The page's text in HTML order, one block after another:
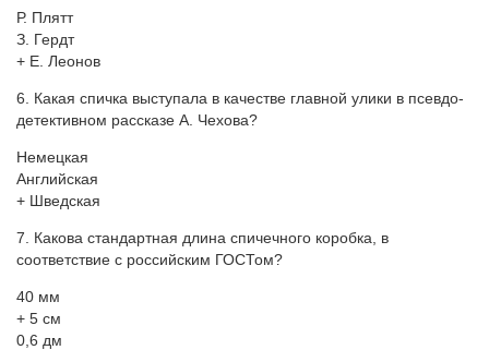
Р. Плятт
З. Гердт
+ Е. Леонов
6. Какая спичка выступала в качестве главной улики в псевдо-
детективном рассказе А. Чехова?
Немецкая
Английская
+ Шведская
7. Какова стандартная длина спичечного коробка, в
соответствие с российским ГОСТом?
40 мм
+ 5 см
0,6 дм